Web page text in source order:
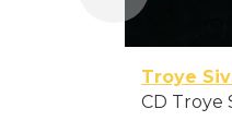
Troye
CD Troye